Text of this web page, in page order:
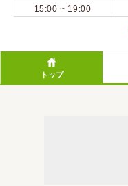
15:00 ~ 19:00
トップ